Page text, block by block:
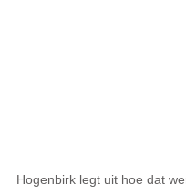
Hogenbirk legt uit hoe dat